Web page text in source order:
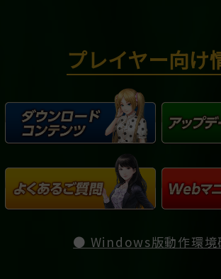
プレイヤー向け
● Windows版動作環境